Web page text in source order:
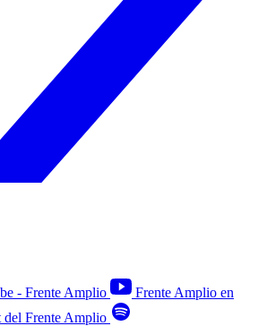
- Frente Amplio
Frente Amplio en
del Frente Amplio